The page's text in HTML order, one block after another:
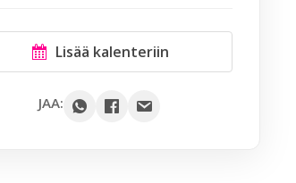
Lisää kalenteriin
JAA: